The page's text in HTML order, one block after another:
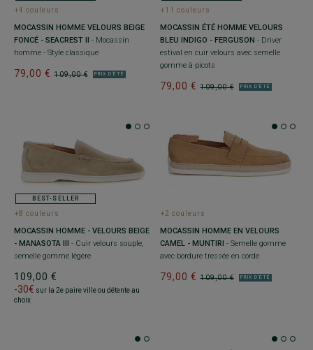
+4 couleurs
MOCASSIN HOMME VELOURS BEIGE
FONCÉ - SEACREST II - Mocassin
homme - Style classique
109,00 €
79,00 € PRIX D'ÉTÉ
+11 couleurs
MOCASSIN ÉTÉ HOMME VELOURS
BLEU INDIGO - FERGUSON - Driver
estival en cuir velours avec semelle
gomme à picots
109,00 €
79,00 € PRIX D'ÉTÉ
BEST-SELLER
+8 couleurs
MOCASSIN HOMME - VELOURS BEIGE
- MANASOTA III - Cuir velours souple,
semelle gomme légère
109,00 €
-30€ sur la 2e paire ville ou détente au
choix
+2 couleurs
MOCASSIN HOMME EN VELOURS
CAMEL - MUNTIRI - Semelle gomme
avec bordure tressée en corde
109,00 €
79,00 € PRIX D'ÉTÉ